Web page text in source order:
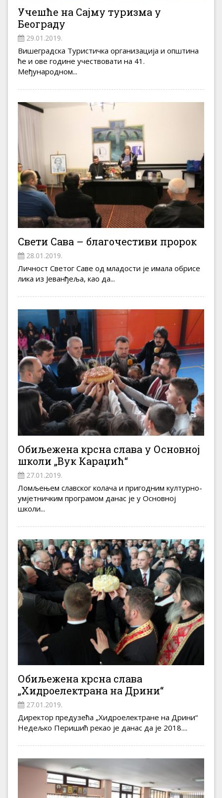
Учешће на Сајму туризма у
Београду
29.01.2019.
Вишеградска Туристичка организација и општина
ће и ове године учествовати на 41.
Међународном...
Свети Сава – благочестиви пророк
28.01.2019.
Личност Светог Саве од младости је имала обрисе
лика из Јеванђеља, као да...
Обиљежена крсна слава у Основној
школи „Вук Караџић“
27.01.2019.
Ломљењем славског колача и пригодним културно-
умјетничким програмом данас је у Основној
школи...
Обиљежена крсна слава
„Хидроелектрана на Дрини“
27.01.2019.
Директор предузећа „Хидроелектране на Дрини“
Недељко Перишић рекао је данас да је 2018....